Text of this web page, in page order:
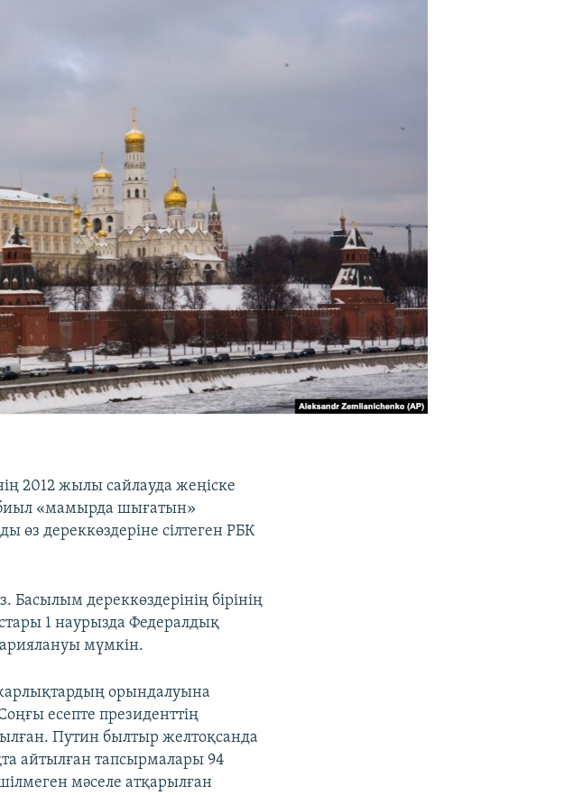
2012 жылы сайлауда жеңіске
«мамырда шығатын»
дереккөздеріне сілтеген РБК
Басылым дереккөздерінің бірінің
1 наурызда Федералдық
мүмкін.
орындалуына
есепте президенттің
Путин былтыр желтоқсанда
айтылған тапсырмалары 94
мәселе атқарылған